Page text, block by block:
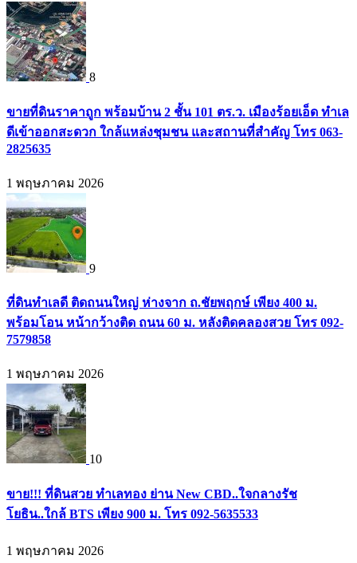
8
ขายที่ดินราคาถูก พร้อมบ้าน 2 ชั้น 101 ตร.ว. เมืองร้อยเอ็ด ทำเล
ดีเข้าออกสะดวก ใกล้แหล่งชุมชน และสถานที่สำคัญ โทร 063-
2825635
1 พฤษภาคม 2026
9
ที่ดินทำเลดี ติดถนนใหญ่ ห่างจาก ถ.ชัยพฤกษ์ เพียง 400 ม.
พร้อมโอน หน้ากว้างติด ถนน 60 ม. หลังติดคลองสวย โทร 092-
7579858
1 พฤษภาคม 2026
10
ขาย!!! ที่ดินสวย ทำเลทอง ย่าน New CBD..ใจกลางรัช
โยธิน..ใกล้ BTS เพียง 900 ม. โทร 092-5635533
1 พฤษภาคม 2026